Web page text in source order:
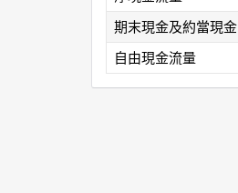
期末現金及約當現金
自由現金流量